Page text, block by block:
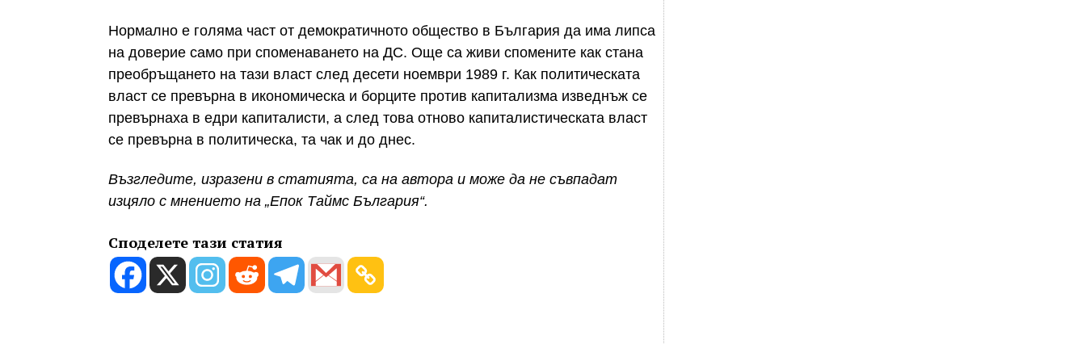
Нормално е голяма част от демократичното общество в България да има липса
на доверие само при споменаването на ДС. Още са живи спомените как стана
преобръщането на тази власт след десети ноември 1989 г. Как политическата
власт се превърна в икономическа и борците против капитализма изведнъж се
превърнаха в едри капиталисти, а след това отново капиталистическата власт
се превърна в политическа, та чак и до днес.
Възгледите, изразени в статията, са на автора и може да не съвпадат
изцяло с мнението на „Епок Таймс България“.
Споделете тази статия